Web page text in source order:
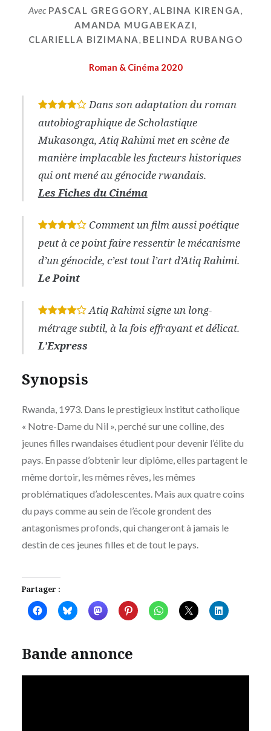
Avec PASCAL GREGGORY, ALBINA KIRENGA,
AMANDA MUGABEKAZI,
CLARIELLA BIZIMANA, BELINDA RUBANGO
Roman & Cinéma 2020
* * * *
Dans son adaptation du roman
autobiographique de Scholastique
Mukasonga, Atiq Rahimi met en scène de
manière implacable les facteurs historiques
qui ont mené au génocide rwandais.
Les Fiches du Cinéma
* * * *
Comment un film aussi poétique
peut à ce point faire ressentir le mécanisme
d’un génocide, c’est tout l’art d’Atiq Rahimi.
Le Point
* * * *
Atiq Rahimi signe un long-
métrage subtil, à la fois effrayant et délicat.
L’Express
Synopsis
Rwanda, 1973. Dans le prestigieux institut catholique
« Notre-Dame du Nil », perché sur une colline, des
jeunes filles rwandaises étudient pour devenir l’élite du
pays. En passe d’obtenir leur diplôme, elles partagent le
même dortoir, les mêmes rêves, les mêmes
problématiques d’adolescentes. Mais aux quatre coins
du pays comme au sein de l’école grondent des
antagonismes profonds, qui changeront à jamais le
destin de ces jeunes filles et de tout le pays.
Partager :
Bande annonce